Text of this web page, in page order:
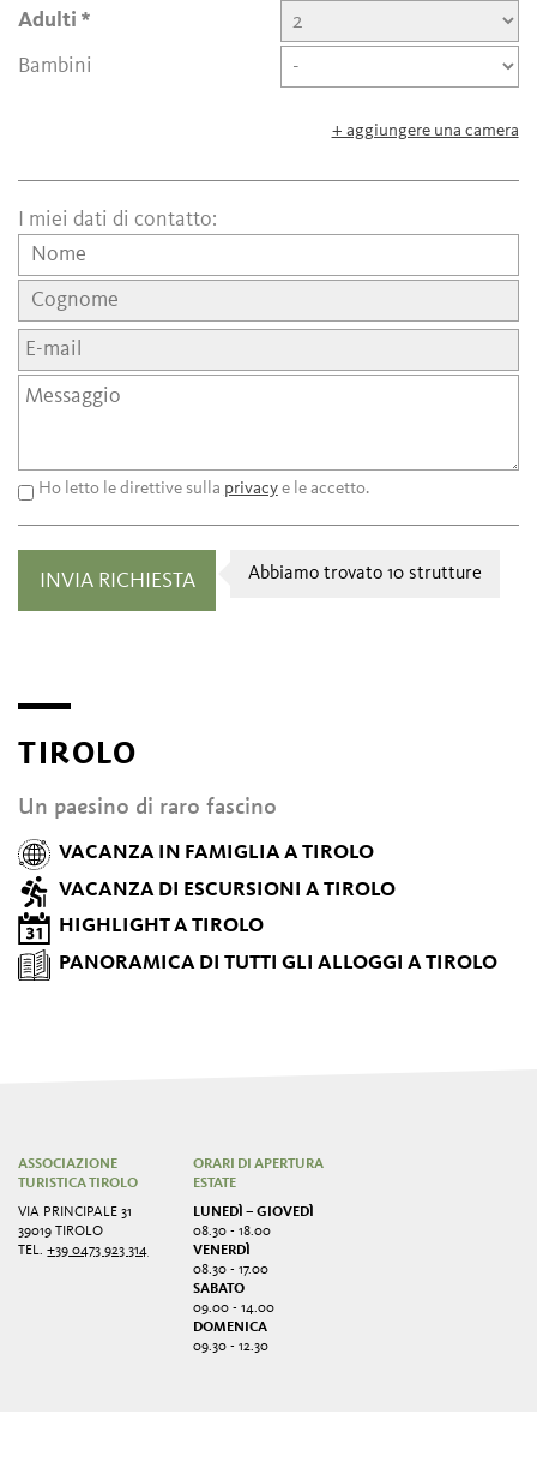
Adulti
Bambini
+ aggiungere una camera
I miei dati di contatto:
Ho letto le direttive sulla privacye le accetto.
Abbiamo trovato 10 strutture
TIROLO
Un paesino di raro fascino
VACANZA IN FAMIGLIA A TIROLO
VACANZA DI ESCURSIONI A TIROLO
HIGHLIGHT A TIROLO
PANORAMICA DI TUTTI GLI ALLOGGI A TIROLO
ASSOCIAZIONE
TURISTICA TIROLO
VIA PRINCIPALE 31
39019 TIROLO
TEL.+39 0473 923 314
ORARI DI APERTURA
ESTATE
LUNEDÌ – GIOVEDÌ
08.30 - 18.00
VENERDÌ
08.30 - 17.00
SABATO
09.00 - 14.00
DOMENICA
09.30 - 12.30